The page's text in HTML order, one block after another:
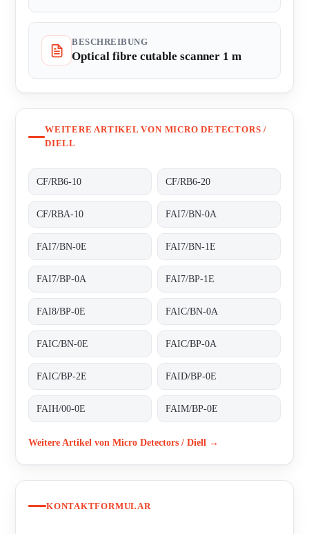
BESCHREIBUNG
Optical fibre cutable scanner 1 m
WEITERE ARTIKEL VON MICRO DETECTORS /
DIELL
CF/RB6-10 CF/RB6-20
CF/RBA-10 FAI7/BN-0A
FAI7/BN-0E FAI7/BN-1E
FAI7/BP-0A FAI7/BP-1E
FAI8/BP-0E FAIC/BN-0A
FAIC/BN-0E FAIC/BP-0A
FAIC/BP-2E FAID/BP-0E
FAIH/00-0E FAIM/BP-0E
Weitere Artikel von Micro Detectors / Diell →
KONTAKTFORMULAR